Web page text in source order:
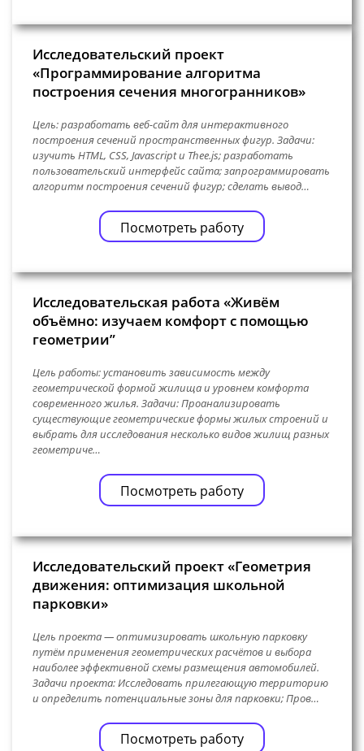
Исследовательский проект
«Программирование алгоритма
построения сечения многогранников»
Цель: разработать веб-сайт для интерактивного
построения сечений пространственных фигур. Задачи:
изучить HTML, CSS, Javascript и Thee.js; разработать
пользовательский интерфейс сайта; запрограммировать
алгоритм построения сечений фигур; сделать вывод…
Посмотреть работу
Исследовательская работа «Живём
объёмно: изучаем комфорт с помощью
геометрии”
Цель работы: установить зависимость между
геометрической формой жилища и уровнем комфорта
современного жилья. Задачи: Проанализировать
существующие геометрические формы жилых строений и
выбрать для исследования несколько видов жилищ разных
геометриче…
Посмотреть работу
Исследовательский проект «Геометрия
движения: оптимизация школьной
парковки»
Цель проекта — оптимизировать школьную парковку
путём применения геометрических расчётов и выбора
наиболее эффективной схемы размещения автомобилей.
Задачи проекта: Исследовать прилегающую территорию
и определить потенциальные зоны для парковки; Пров…
Посмотреть работу